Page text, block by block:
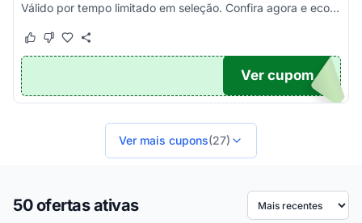
Válido por tempo limitado em seleção. Confira agora e economize aplicando o seu cupom!
Este cupom funcionou
Este cupom não funcionou
200
Ver cupom
Ver mais cupons(27)
50 ofertas ativas Ordenar por